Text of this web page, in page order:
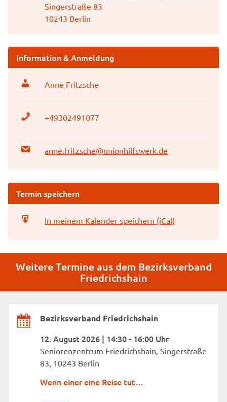
Singerstraße 83
10243 Berlin
Information & Anmeldung
Anne Fritzsche
+49302491077
anne.fritzsche@unionhilfswerk.de
Termin speichern
In meinem Kalender speichern (iCal)
Weitere Termine aus dem Bezirksverband
Friedrichshain
Bezirksverband Friedrichshain
12. August 2026 | 14:30 - 16:00 Uhr
Seniorenzentrum Friedrichshain, Singerstraße
83, 10243 Berlin
Wenn einer eine Reise tut…